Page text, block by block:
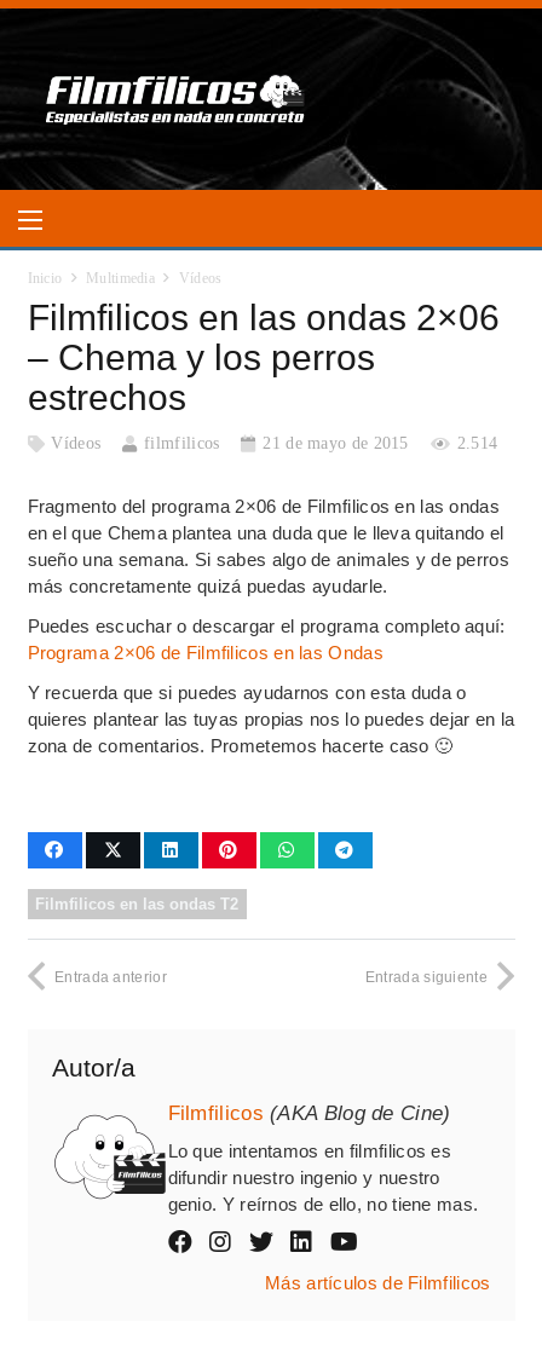
Inicio Multimedia Vídeos
Filmfilicos en las ondas 2×06
– Chema y los perros
estrechos
Vídeos filmfilicos 21 de mayo de 2015 2.514
Fragmento del programa 2×06 de Filmfilicos en las ondas
en el que Chema plantea una duda que le lleva quitando el
sueño una semana. Si sabes algo de animales y de perros
más concretamente quizá puedas ayudarle.
Puedes escuchar o descargar el programa completo aquí:
Programa 2×06 de Filmfilicos en las Ondas
Y recuerda que si puedes ayudarnos con esta duda o
quieres plantear las tuyas propias nos lo puedes dejar en la
zona de comentarios. Prometemos hacerte caso 🙂
Filmfilicos en las ondas T2
Entrada anterior Entrada siguiente
Autor/a
Filmfilicos (AKA Blog de Cine)
Lo que intentamos en filmfilicos es
difundir nuestro ingenio y nuestro
genio. Y reírnos de ello, no tiene mas.
Más artículos de Filmfilicos